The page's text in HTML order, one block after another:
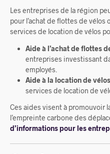
Les entreprises de la région
pour l’achat de flottes de vélos
services de location de vélos
Aide à l’achat de flottes
entreprises investissant
employés.
Aide à la location de vélos
services de location de
Ces aides visent à promouvoir
l’empreinte carbone des
d’informations pour les